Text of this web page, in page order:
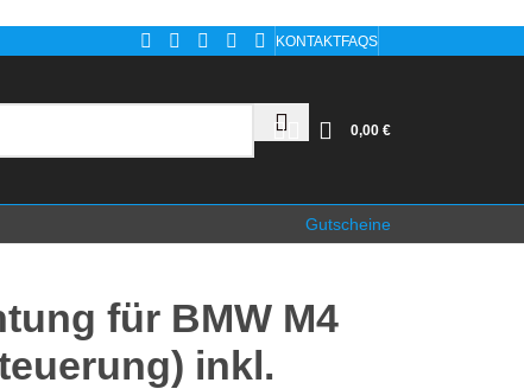
KONTAKTFAQS
0,00 €
Gutscheine
für BMW M4
inkl.